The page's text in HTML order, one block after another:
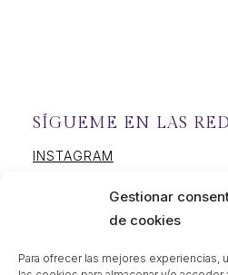
Gestionar
de cookies
Para ofrecer las mejores experiencias,
SÍGUEME EN LAS
INSTAGRAM